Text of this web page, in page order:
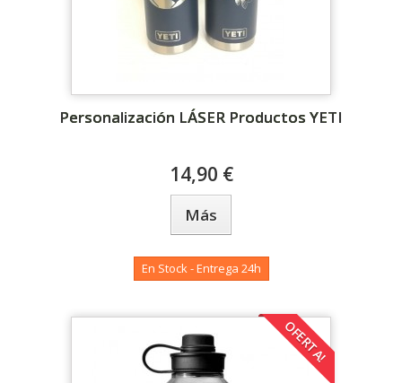
Personalización LÁSER Productos YETI
14,90 €
Más
En Stock - Entrega 24h
OFERTA!